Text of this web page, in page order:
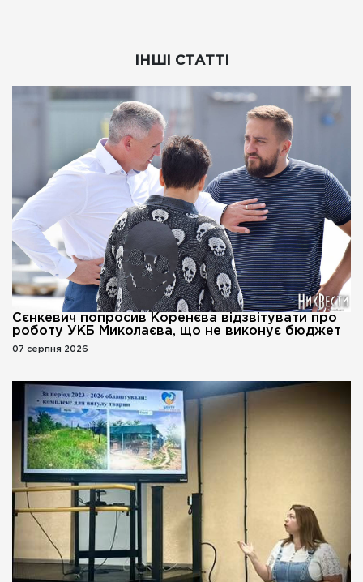
ІНШІ СТАТТІ
Сєнкевич попросив Коренєва відзвітувати про
роботу УКБ Миколаєва, що не виконує бюджет
07 серпня 2026